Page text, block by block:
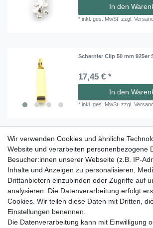
In den
*inkl. ges. MwSt. zzgl.
Scharnier Clip 50 mm 925er
17,45 € *
In den
*inkl. ges. MwSt. zzgl.
Set Scharnier Clip 30, 40, 50
und vergoldet 6 Stück
78,45 € *
In den
*inkl. ges. MwSt. zzgl.
Wir verwenden Cookies und ähnliche
Website und verarbeiten personenbezogene
Besucher:innen unserer Webseite (z.B. IP-
Inhalte und Anzeigen zu personalisieren,
Drittanbietern einzubinden oder Zugriffe auf
analysieren. Die Datenverarbeitung erfolgt
Cookies. Wir teilen diese Daten mit Dritten,
Einstellungen benennen.
Die Datenverarbeitung kann mit Einwilligung